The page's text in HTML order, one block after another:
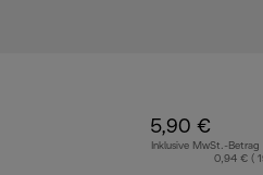
5,90 €
Inklusive MwSt.-Betrag
0,94 € (